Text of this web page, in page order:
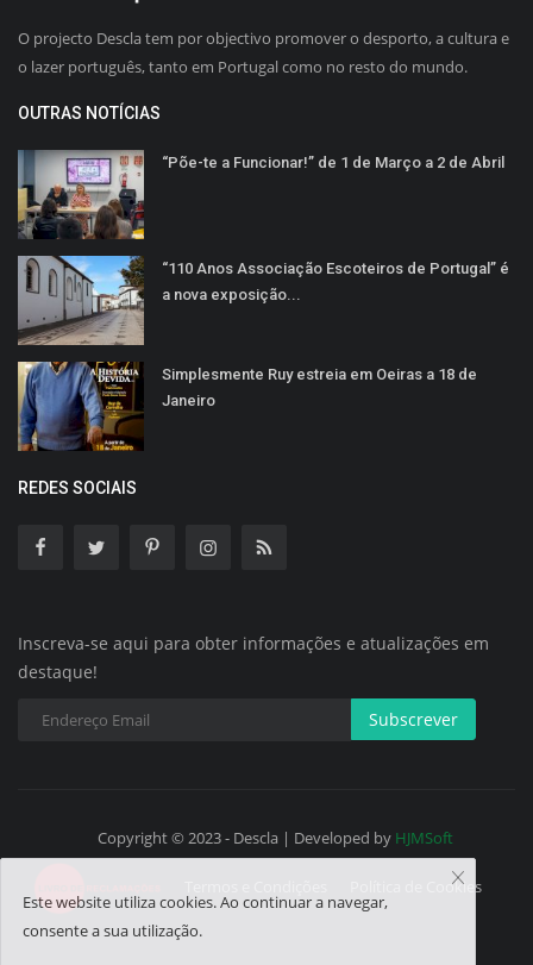
O projecto Descla tem por objectivo promover o desporto, a cultura e
o lazer português, tanto em Portugal como no resto do mundo.
OUTRAS NOTÍCIAS
“Põe-te a Funcionar!” de 1 de Março a 2 de Abril
“110 Anos Associação Escoteiros de Portugal” é
a nova exposição...
Simplesmente Ruy estreia em Oeiras a 18 de
Janeiro
REDES SOCIAIS
Inscreva-se aqui para obter informações e atualizações em
destaque!
Subscrever
Copyright © 2023 - Descla | Developed by HJMSoft
Política de Cookies
Este website utiliza cookies. Ao continuar a navegar,
consente a sua utilização.